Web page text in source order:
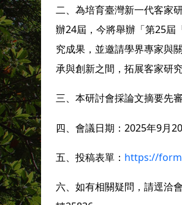
二、為培育臺灣新一代客家
辦24屆，今將舉辦「第25屆
究成果，並邀請學界專家與
承與創新之間，拓展客家研究
三、本研討會採論文摘要先
四、會議日期：2025年9月
五、投稿表單： https://
六、如有相關疑問，請逕洽